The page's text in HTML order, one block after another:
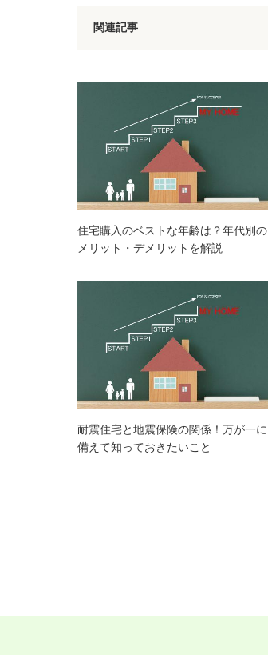
関連記事
住宅購入のベストな年齢は？年代別の
メリット・デメリットを解説
耐震住宅と地震保険の関係！万が一に
備えて知っておきたいこと